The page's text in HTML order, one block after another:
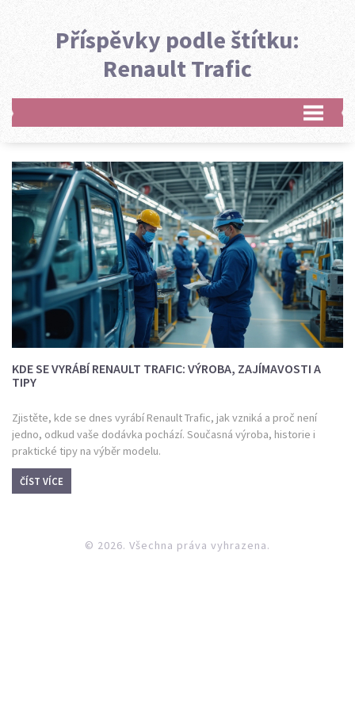
Příspěvky podle štítku:
Renault Trafic
KDE SE VYRÁBÍ RENAULT TRAFIC: VÝROBA, ZAJÍMAVOSTI A
TIPY
Zjistěte, kde se dnes vyrábí Renault Trafic, jak vzniká a proč není
jedno, odkud vaše dodávka pochází. Současná výroba, historie i
praktické tipy na výběr modelu.
ČÍST VÍCE
© 2026. Všechna práva vyhrazena.